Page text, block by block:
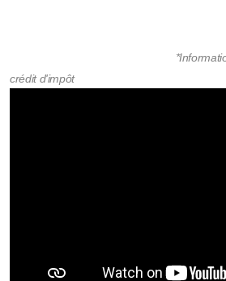
crédit d'impôt